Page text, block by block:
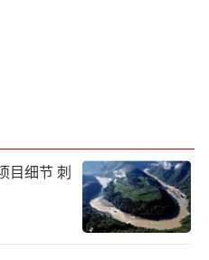
目细节 刺